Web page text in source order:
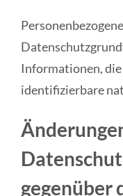
Informationen,
identifizierbare
gegenüber